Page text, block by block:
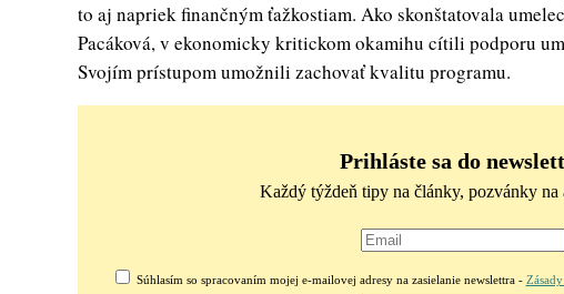
to aj napriek finančným ťažkostiam. Ako skonštatovala
Pacáková, v ekonomicky kritickom okamihu cítili podporu
Svojím prístupom umožnili zachovať kvalitu programu.
Prihláste sa do
Každý týždeň tipy na články, pozvánky na
Súhlasím so spracovaním mojej e-mailovej adresy na zasielanie newslettra -